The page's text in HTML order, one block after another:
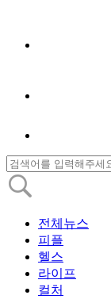
전체뉴스
피플
헬스
라이프
컬처